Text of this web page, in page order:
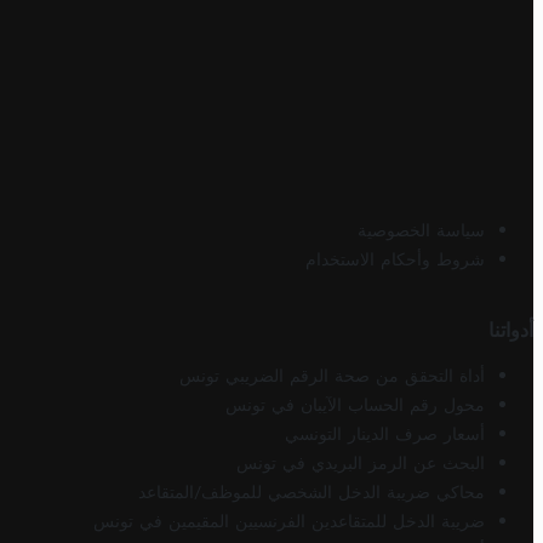
سياسة الخصوصية
شروط وأحكام الاستخدام
أدواتنا
أداة التحقق من صحة الرقم الضريبي تونس
محول رقم الحساب الآيبان في تونس
أسعار صرف الدينار التونسي
البحث عن الرمز البريدي في تونس
محاكي ضريبة الدخل الشخصي للموظف/المتقاعد
ضريبة الدخل للمتقاعدين الفرنسيين المقيمين في تونس